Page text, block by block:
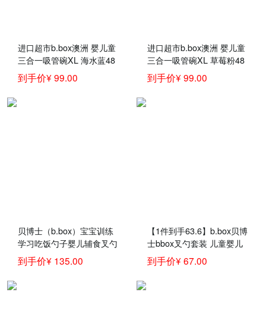
进口超市b.box澳洲 婴儿童
三合一吸管碗XL 海水蓝48
0ml（bbox辅食吸管碗宝宝
零食碗）
到手价¥ 99.00
进口超市b.box澳洲 婴儿童
三合一吸管碗XL 草莓粉48
0ml（bbox辅食吸管碗宝宝
零食碗）
到手价¥ 99.00
贝博士（b.box）宝宝训练
学习吃饭勺子婴儿辅食叉勺
套装三合一辅食吸管碗儿童
餐具新 bbox叉勺+碗-红橙
到手价¥ 135.00
【1件到手63.6】b.box贝博
士bbox叉勺套装 儿童婴儿
叉子勺子弯头勺 宝宝儿童
餐具训练勺 海水蓝
到手价¥ 67.00